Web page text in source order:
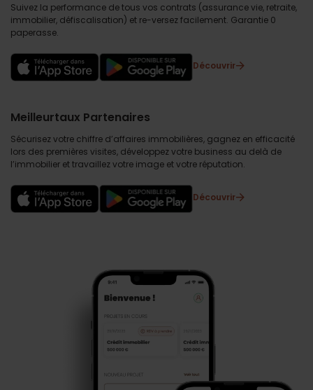
Suivez la performance de tous vos contrats (assurance vie, retraite,
immobilier, défiscalisation) et re-versez facilement. Garantie 0
paperasse.
Découvrir
Meilleurtaux Partenaires
Sécurisez votre chiffre d’affaires immobilières, gagnez en efficacité
lors des premières visites, développez votre business au delà de
l’immobilier et travaillez votre image et votre réputation.
Découvrir